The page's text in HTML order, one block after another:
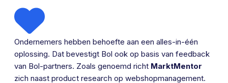
Ondernemers hebben behoefte aan een alles-in-één
oplossing. Dat bevestigt Bol ook op basis van feedback
van Bol-partners. Zoals genoemd richt MarktMentor
zich naast product research op webshopmanagement.